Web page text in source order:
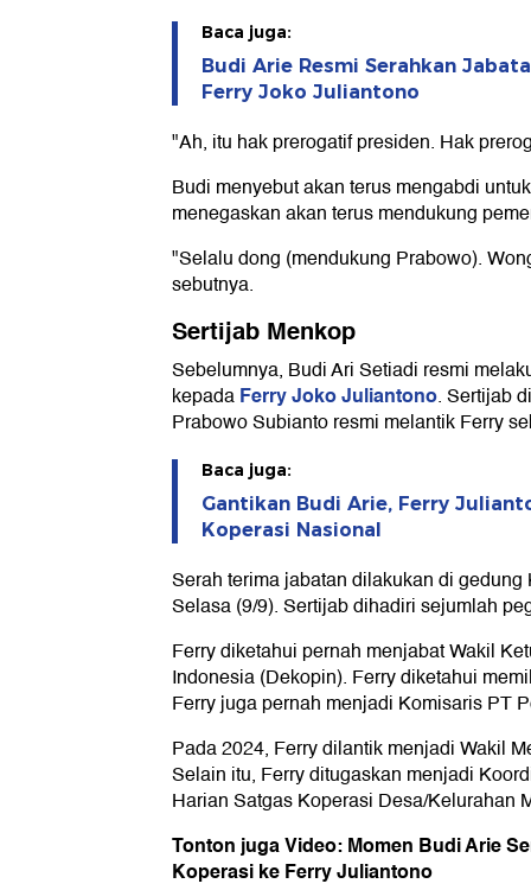
Baca juga:
Budi Arie Resmi Serahkan
Ferry Joko Juliantono
"Ah, itu hak prerogatif presiden. Hak
Budi menyebut akan terus mengabdi
menegaskan akan terus mendukung
"Selalu dong (mendukung Prabowo).
sebutnya.
Sertijab Menkop
Sebelumnya, Budi Ari Setiadi resmi
kepadaFerry Joko Juliantono. Sertijab
Prabowo Subianto resmi melantik Ferry
Baca juga:
Gantikan Budi Arie, Ferry
Koperasi Nasional
Serah terima jabatan dilakukan di
Selasa (9/9). Sertijab dihadiri sejumlah
Ferry diketahui pernah menjabat Wakil
Indonesia (Dekopin). Ferry diketahui
Ferry juga pernah menjadi Komisaris PT
Pada 2024, Ferry dilantik menjadi Wakil
Selain itu, Ferry ditugaskan menjadi
Harian Satgas Koperasi Desa/Kelurahan
Tonton juga Video: Momen Budi Arie
Koperasi ke Ferry Juliantono